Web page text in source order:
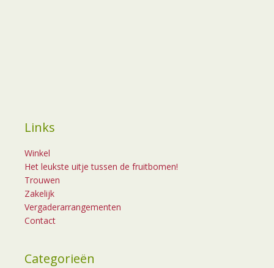
Links
Winkel
Het leukste uitje tussen de fruitbomen!
Trouwen
Zakelijk
Vergaderarrangementen
Contact
Categorieën